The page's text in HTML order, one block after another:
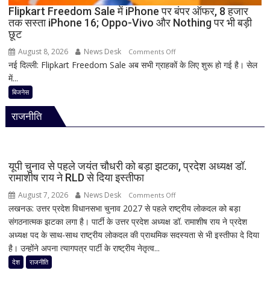
10
से
अगस्त
तक
Flipkart Freedom Sale में iPhone पर बंपर ऑफर, 8 हजार
तक सस्ता iPhone 16; Oppo-Vivo और Nothing पर भी बड़ी
छूट
August 8, 2026 News Desk Comments Offon
Flipkart
8
तक
सस्ता
iPhone
16;
नई दिल्ली: Flipkart Freedom Sale अब सभी ग्राहकों के लिए शुरू हो गई है। सेल
में...
बिजनेस
राजनीति
यूपी चुनाव से पहले जयंत चौधरी को बड़ा झटका, प्रदेश अध्यक्ष डॉ.
रामाशीष राय ने RLD से दिया इस्तीफा
August 7, 2026 News Desk Comments Offon
यूपी
चुनाव
से
लखनऊ: उत्तर प्रदेश विधानसभा चुनाव 2027 से पहले राष्ट्रीय लोकदल को बड़ा
संगठनात्मक झटका लगा है। पार्टी के उत्तर प्रदेश अध्यक्ष डॉ. रामाशीष राय ने प्रदेश
अध्यक्ष पद के साथ-साथ राष्ट्रीय लोकदल की प्राथमिक सदस्यता से भी इस्तीफा दे दिया
है। उन्होंने अपना त्यागपत्र पार्टी के राष्ट्रीय नेतृत्व...
देश राजनीति